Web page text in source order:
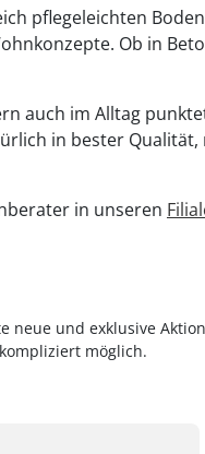
pflegeleichten
Ob in
auch im Alltag
in bester
in unseren
und exklusive
möglich.